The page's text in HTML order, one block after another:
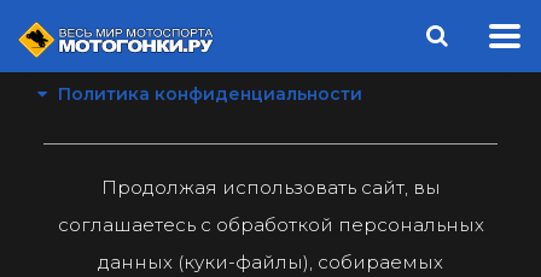
Политика конфиденциальности
Продолжая использовать сайт, вы
соглашаетесь с обработкой персональных
данных (куки-файлы), собираемых